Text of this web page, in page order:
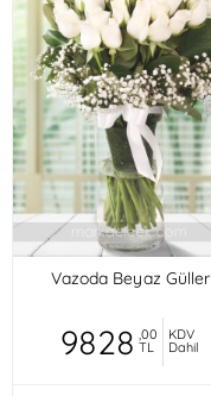
Vazoda Beyaz Güller
9828 ,00
TL
KDV
Dahil